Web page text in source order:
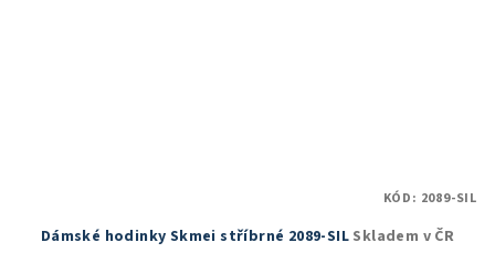
Dámské hodinky Skmei stříbrné 2089-SIL Skladem v ČR
KÓD: 2089-SIL